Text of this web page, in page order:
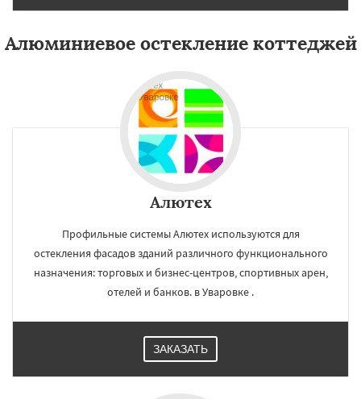
Алюминиевое остекление коттеджей
Алютех
Профильные системы Алютех используются для
остекления фасадов зданий различного функционального
назначения: торговых и бизнес-центров, спортивных арен,
отелей и банков. в Уваровке .
ЗАКАЗАТЬ